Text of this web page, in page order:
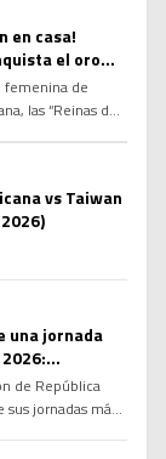
en casa!
el oro
femenina de
las “Reinas del
Domingo
0 a Colombia en
el Palacio de
vs Taiwan
una jornada
a la
de República
jornadas más